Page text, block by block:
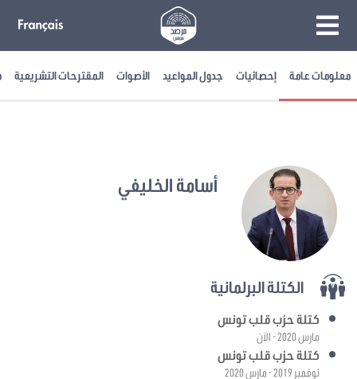
معلومات عامة إحصائيات جدول المواعيد الأصوات المقترحات التشريعية
أسامة الخليفي
الكتلة البرلمانية
كتلة حزب قلب تونس
مارس 2020 - الآن
كتلة حزب قلب تونس
نوفمبر 2019 - مارس 2020